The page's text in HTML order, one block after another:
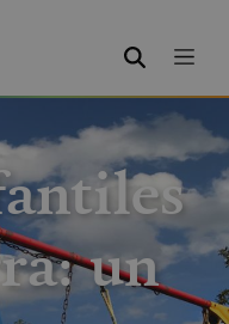
BUSCAR
un